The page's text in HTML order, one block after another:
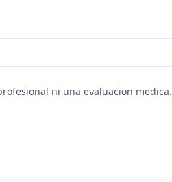
ni una evaluacion medica.